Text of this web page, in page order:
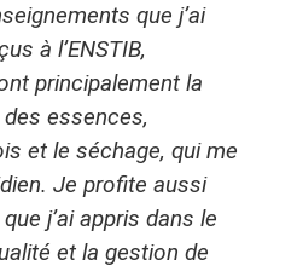
que j’ai
à l’ENSTIB,
principalement la
essences,
et le séchage, qui me
Je profite aussi
j’ai appris dans le
et la gestion de